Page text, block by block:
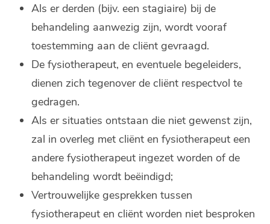
Als er derden (bijv. een stagiaire) bij de
behandeling aanwezig zijn, wordt vooraf
toestemming aan de cliënt gevraagd.
De fysiotherapeut, en eventuele begeleiders,
dienen zich tegenover de cliënt respectvol te
gedragen.
Als er situaties ontstaan die niet gewenst zijn,
zal in overleg met cliënt en fysiotherapeut een
andere fysiotherapeut ingezet worden of de
behandeling wordt beëindigd;
Vertrouwelijke gesprekken tussen
fysiotherapeut en cliënt worden niet besproken